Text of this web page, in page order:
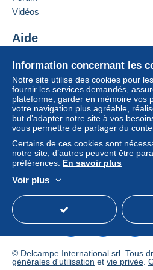
Si les conditions de vente du
considérer comme nulles et
conditions de paiement du
que définies dans les
Les achats doivent être
suivant la réception du
vendeur.
FRAIS DE PORTAU
RAJOUTER /
COSTS
CHOICE
MUST TO
(FAIRE DESCENDRE
POUR FAIRE
FRAIS REDUITS POUR
Information concernant les
Notre site utilise des cookies pour
fournir les services demandés,
plateforme, garder en mémoire vos
votre navigation plus agréable,
but d’adapter notre site à vos
vous permettre de partager du
Certains de ces cookies sont
notre site, d’autres peuvent être
préférences. En savoir plus
Voir plus
Vidéos
Aide
Acheter sur Delcampe
Vendre sur Delcampe
Un site sécurisé
© Delcampe International srl. Tous
générales d'utilisation et vie privée